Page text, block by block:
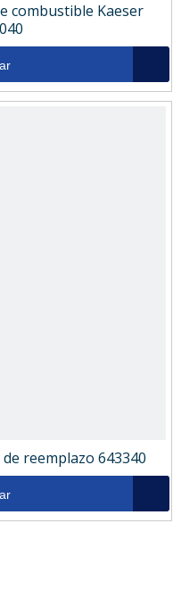
combustible Kaeser
reemplazo 643340